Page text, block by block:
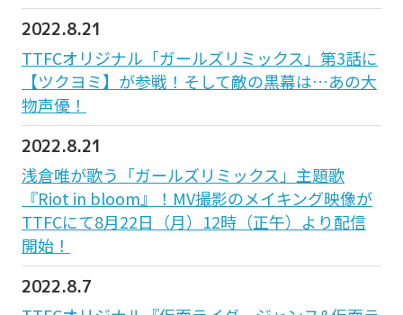
2022.8.21
TTFCオリジナル「ガールズリミックス」第3話に
【ツクヨミ】が参戦！そして敵の黒幕は…あの大
物声優！
2022.8.21
浅倉唯が歌う「ガールズリミックス」主題歌
『Riot in bloom』！MV撮影のメイキング映像が
TTFCにて8月22日（月）12時（正午）より配信
開始！
2022.8.7